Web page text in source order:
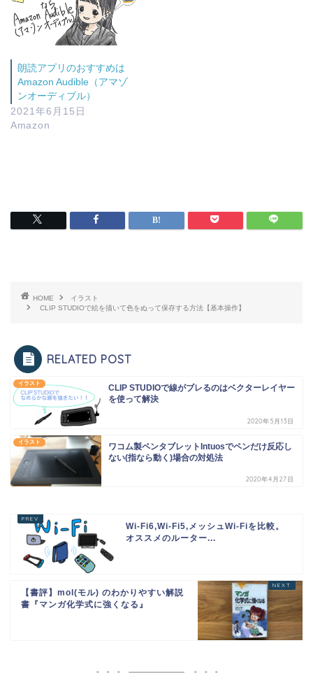
朗読アプリのおすすめは
Amazon Audible（アマゾ
ンオーディブル）
2021年6月15日
Amazon
HOME
イラスト
CLIP STUDIOで絵を描いて色をぬって保存する方法【基本操作】
RELATED POST
イラスト
CLIP STUDIOで線がブレるのはベクターレイヤー
を使って解決
2020年5月13日
イラスト
ワコム製ペンタブレットIntuosでペンだけ反応し
ない(指なら動く)場合の対処法
2020年4月27日
Wi-Fi6,Wi-Fi5,メッシュWi-Fiを比較。
オススメのルーター...
【書評】mol(モル) のわかりやすい解説
書『マンガ化学式に強くなる』